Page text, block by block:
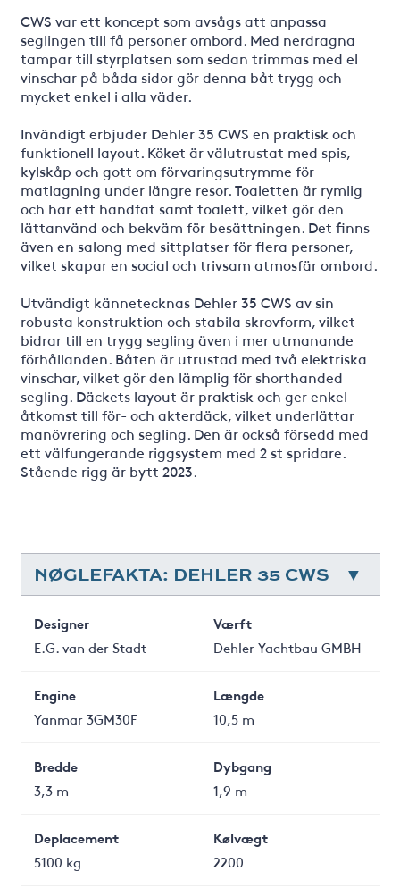
CWS var ett koncept som avsågs att anpassa
seglingen till få personer ombord. Med nerdragna
tampar till styrplatsen som sedan trimmas med el
vinschar på båda sidor gör denna båt trygg och
mycket enkel i alla väder.
Invändigt erbjuder Dehler 35 CWS en praktisk och
funktionell layout. Köket är välutrustat med spis,
kylskåp och gott om förvaringsutrymme för
matlagning under längre resor. Toaletten är rymlig
och har ett handfat samt toalett, vilket gör den
lättanvänd och bekväm för besättningen. Det finns
även en salong med sittplatser för flera personer,
vilket skapar en social och trivsam atmosfär ombord.
Utvändigt kännetecknas Dehler 35 CWS av sin
robusta konstruktion och stabila skrovform, vilket
bidrar till en trygg segling även i mer utmanande
förhållanden. Båten är utrustad med två elektriska
vinschar, vilket gör den lämplig för shorthanded
segling. Däckets layout är praktisk och ger enkel
åtkomst till för- och akterdäck, vilket underlättar
manövrering och segling. Den är också försedd med
ett välfungerande riggsystem med 2 st spridare.
Stående rigg är bytt 2023.
NØGLEFAKTA: DEHLER 35 CWS
Designer
E.G. van der Stadt
Værft
Dehler Yachtbau GMBH
Engine
Yanmar 3GM30F
Længde
10,5 m
Bredde
3,3 m
Dybgang
1,9 m
Deplacement
5100 kg
Kølvægt
2200